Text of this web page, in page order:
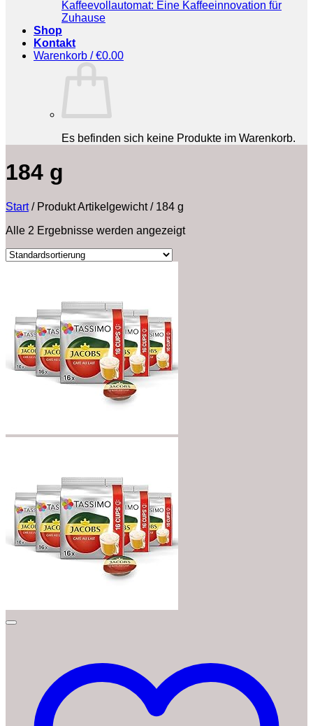
Kaffeevollautomat: Eine Kaffeeinnovation für
Zuhause
Shop
Kontakt
Warenkorb /€0.00
Es befinden sich keine Produkte im Warenkorb.
‎184 g
Start /Produkt Artikelgewicht/‎184 g
Alle 2 Ergebnisse werden angezeigt